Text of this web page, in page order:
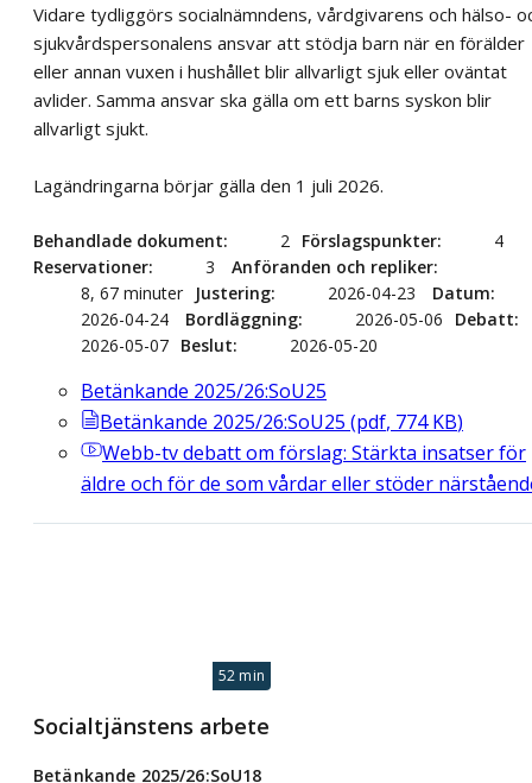
Vidare tydliggörs socialnämndens, vårdgivarens och hälso-
sjukvårdspersonalens ansvar att stödja barn när en förälder
eller annan vuxen i hushållet blir allvarligt sjuk eller oväntat
avlider. Samma ansvar ska gälla om ett barns syskon blir
allvarligt sjukt.
Lagändringarna börjar gälla den 1 juli 2026.
Behandlade dokument 2 Förslagspunkter
4
Reservationer
3
Anföranden och repliker
8, 67 minuter
Justering 2026-04-23
Datum
2026-04-24
Bordläggning 2026-05-06
Debatt
2026-05-07 Beslut 2026-05-20
Betänkande 2025/26:SoU25
Betänkande 2025/26:SoU25 (pdf, 774 KB)
Webb-tvdebatt om förslag: Stärkta insatser för
äldre och för de som vårdar eller stöder
52 min
Socialtjänstens arbete
Betänkande 2025/26:SoU18